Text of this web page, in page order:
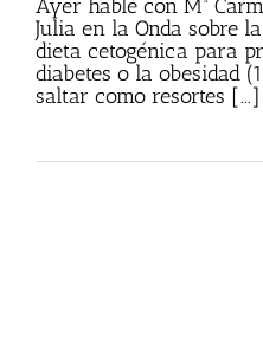
Ayer hablé con Mª
Julia en la Onda sobre
dieta cetogénica para
diabetes o la obesidad
saltar como resortes [...]